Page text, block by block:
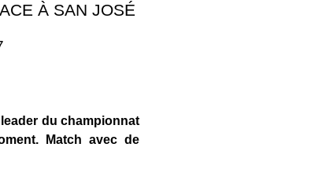
À SAN JOSÉ
du championnat
Match avec de